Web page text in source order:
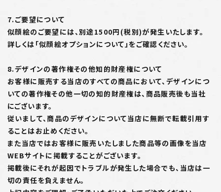
7.ご要望について
似顔絵のご要望には、別途1500円(税別)が発生いたします。
詳しくは「似顔絵オプションについて」をご確認ください。
8.デザインの著作権その他知的財産権について
お客様に販売する当店のすべての商品において、デザインにつ
いての著作権その他一切の知的財産権は、商品販売後も当社
にございます。
従いまして、商品のデザインについて当店に無断で転載引用す
ることはお止めください。
また当店ではお客様に販売いたしました商品等の画像を当店
WEBサイトに掲載することがございます。
掲載後にそれが起因でトラブルが発生した場合でも、当店は一
切の責任を負えません。